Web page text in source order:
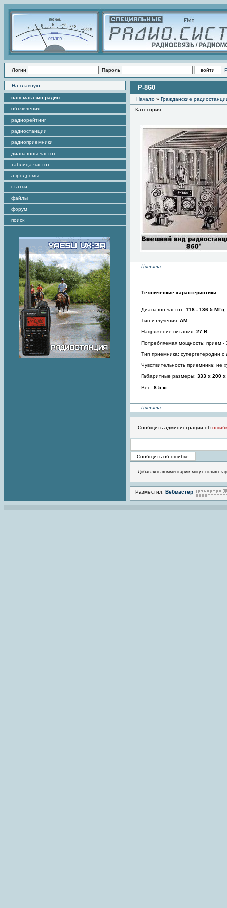
Логин Пароль
На главную
наш магазин радио
объявления
радиорейтинг
радиостанции
радиоприемники
диапазоны частот
таблица частот
аэродромы
статьи
файлы
форум
поиск
Р-860
Начало » Гражданские
Категория
Цитата
Технические характеристики
Диапазон частот: 118 - 136.5 МГц
Тип излучения: АМ
Напряжение питания: 27 В
Потребляемая мощность: прием -
Тип приемника: супергетеродин
Чувствительность приемника: не
Габаритные размеры: 333 х 200
Вес: 8.5 кг
Цитата
Сообщить администрации об
Добавлять комментарии могут только
Разместил: Вебмастер